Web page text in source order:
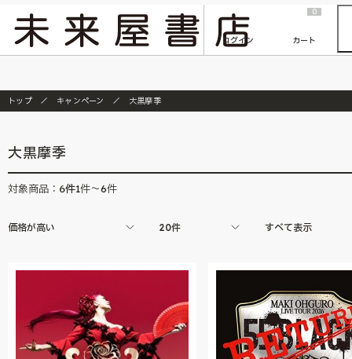
『ONE PIECE magazine 021 ONE PIECEカード付き同梱版』発売延期のご案内
ログイン
0
カート
トップ キャンペーン 大黒摩季
大黒摩季
対象商品： 6件1件～6件
価格が高い 20件 すべて表示